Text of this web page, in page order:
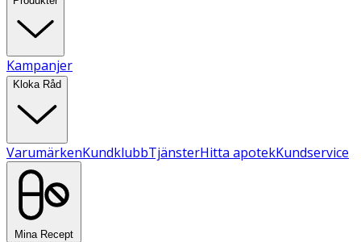
Kampanjer
Kloka Råd
VarumärkenKundklubbTjänsterHitta apotekKundservice
Mina Recept